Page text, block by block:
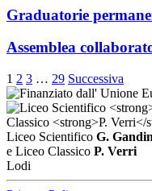
Graduatorie
Assemblea
1 2 3 … 29 Successiva
Liceo Scientifico G.
e Liceo Classico P. Verri
Lodi